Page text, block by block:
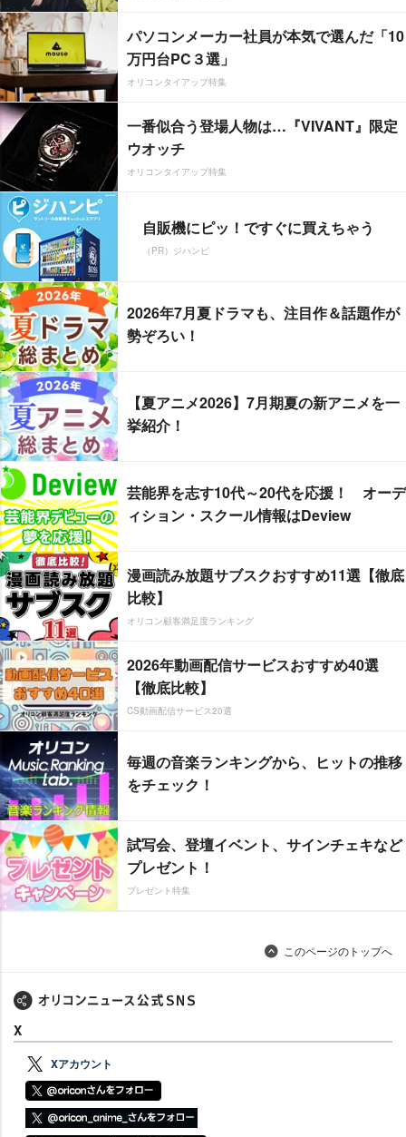
パソコンメーカー社員が本気で選んだ「10
万円台PC３選」
オリコンタイアップ特集
一番似合う登場人物は…『VIVANT』限定
ウオッチ
オリコンタイアップ特集
自販機にピッ！ですぐに買えちゃう
（PR）ジハンピ
2026年7月夏ドラマも、注目作＆話題作が
勢ぞろい！
【夏アニメ2026】7月期夏の新アニメを一
挙紹介！
芸能界を志す10代～20代を応援！ オーデ
ィション・スクール情報はDeview
漫画読み放題サブスクおすすめ11選【徹底
比較】
オリコン顧客満足度ランキング
2026年動画配信サービスおすすめ40選
【徹底比較】
CS動画配信サービス20選
毎週の音楽ランキングから、ヒットの推移
をチェック！
試写会、登壇イベント、サインチェキなど
プレゼント！
プレゼント特集
このページのトップへ
X
Xアカウント